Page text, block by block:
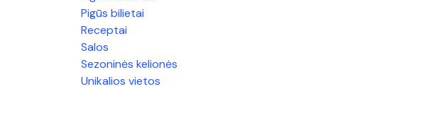
Pigūs bilietai
Receptai
Salos
Sezoninės kelionės
Unikalios vietos